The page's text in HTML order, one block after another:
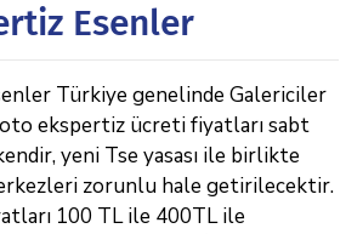
Esenler
Türkiye genelinde Galericiler
ekspertiz ücreti fiyatları sabt
yeni Tse yasası ile birlikte
zorunlu hale getirilecektir.
100 TL ile 400TL ile